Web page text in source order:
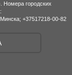
Номера городских
+37517218-00-82